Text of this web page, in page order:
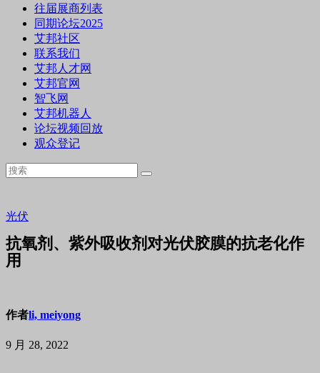
往届展商列表
同期论坛2025
艾邦社区
联系我们
艾邦人才网
艾邦官网
智飞网
艾邦机器人
论坛视频回放
观众登记
光伏
抗氧剂、紫外吸收剂对光伏胶膜的抗老化作
用
作者li, meiyong
9 月 28, 2022